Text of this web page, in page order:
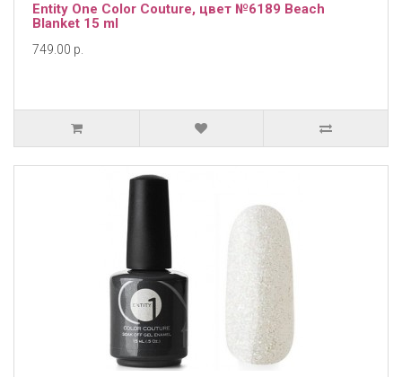
Entity One Color Couture, цвет №6189 Beach
Blanket 15 ml
749.00 р.